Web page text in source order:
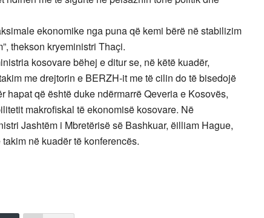
ekonomike nga puna që kemi bërë në stabilizim
thekson kryeministri Thaçi.
kosovare bëhej e ditur se, në këtë kuadër,
me drejtorin e BERZH-it me të cilin do të bisedojë
që është duke ndërmarrë Qeveria e Kosovës,
makrofiskal të ekonomisë kosovare. Në
Jashtëm i Mbretërisë së Bashkuar, ëilliam Hague,
në kuadër të konferencës.